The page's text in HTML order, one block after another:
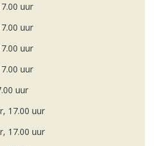
uur
uur
uur
uur
uur
17.00 uur
17.00 uur